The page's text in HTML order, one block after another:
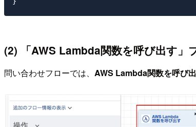
(2) 「AWS Lambda関数を呼び出す」
問い合わせフローでは、 AWS Lambda関数を呼び